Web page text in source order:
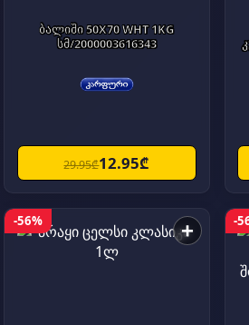
ბალიში 50X70 WHT 1KG
სმ/2000003616343
29.95₾12.95₾
-56% + -